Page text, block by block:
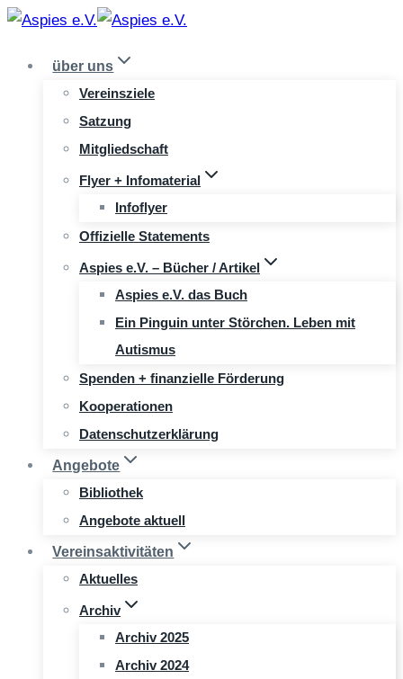
Zum
springenüber uns
Vereinsziele
Satzung
Mitgliedschaft
Flyer + Infomaterial
Infoflyer
Offizielle Statements
Aspies e.V. – Bücher / Artikel
Aspies e.V. das Buch
Ein Pinguin unter Störchen. Leben mit
Autismus
Spenden + finanzielle Förderung
Kooperationen
Datenschutzerklärung
Angebote
Bibliothek
Angebote aktuell
Vereinsaktivitäten
Aktuelles
Archiv
Archiv 2025
Archiv 2024